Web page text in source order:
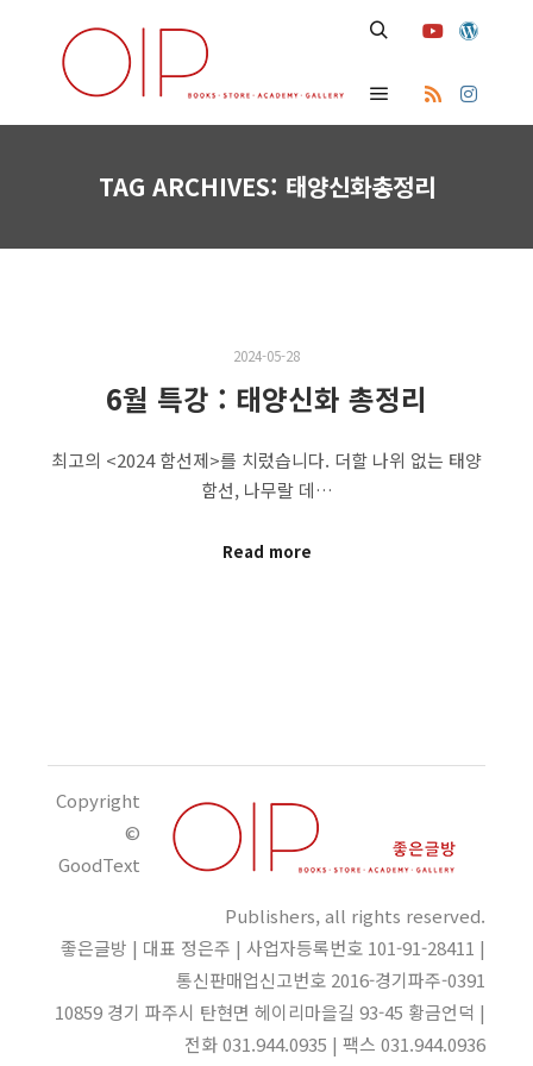
Main menu
TAG ARCHIVES: 태양신화총정리
2024-05-28
6월 특강 : 태양신화 총정리
최고의 <2024 함선제>를 치렀습니다. 더할 나위 없는 태양
함선, 나무랄 데…
Read more
Copyright
©
GoodText
Publishers, all rights reserved.
좋은글방 | 대표 정은주 | 사업자등록번호 101-91-28411 |
통신판매업신고번호 2016-경기파주-0391
10859 경기 파주시 탄현면 헤이리마을길 93-45 황금언덕 |
전화 031.944.0935 | 팩스 031.944.0936